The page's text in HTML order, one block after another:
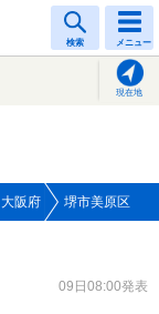
検索 メニュー
現在地
大阪府 堺市美原区
09日08:00発表